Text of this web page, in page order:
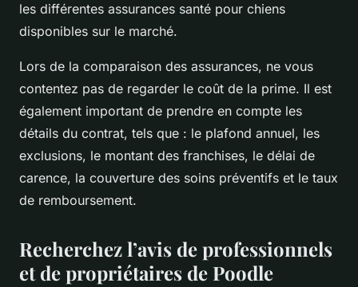
les différentes assurances santé pour chiens
disponibles sur le marché.
Lors de la comparaison des assurances, ne vous
contentez pas de regarder le coût de la prime. Il est
également important de prendre en compte les
détails du contrat, tels que : le plafond annuel, les
exclusions, le montant des franchises, le délai de
carence, la couverture des soins préventifs et le taux
de remboursement.
Recherchez l’avis de professionnels
et de propriétaires de Poodle